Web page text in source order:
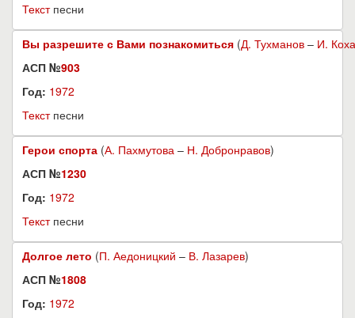
Текстпесни
Вы разрешите с Вами познакомиться (Д. Тухманов – И.
АСП №903
Год: 1972
Текстпесни
Герои спорта (А. Пахмутова – Н. Добронравов)
АСП №1230
Год: 1972
Текстпесни
Долгое лето (П. Аедоницкий – В. Лазарев)
АСП №1808
Год: 1972